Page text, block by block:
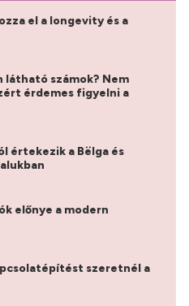
el a longevity és a
számok? Nem
érdemes figyelni a
értekezik a Bëlga és
előnye a modern
szeretnél a